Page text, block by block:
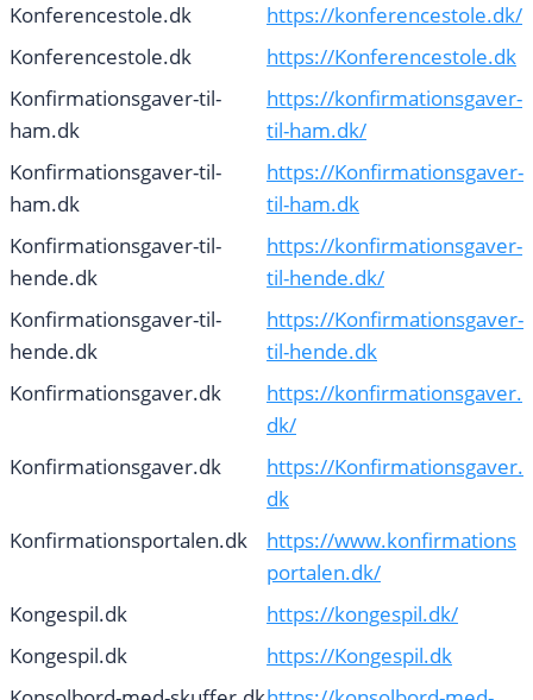
Konferencestole.dk
https://konferencestole.dk/
Konferencestole.dk
https://Konferencestole.dk
Konfirmationsgaver-til-
ham.dk
https://konfirmationsgaver-
til-ham.dk/
Konfirmationsgaver-til-
ham.dk
https://Konfirmationsgaver-
til-ham.dk
Konfirmationsgaver-til-
hende.dk
https://konfirmationsgaver-
til-hende.dk/
Konfirmationsgaver-til-
hende.dk
https://Konfirmationsgaver-
til-hende.dk
Konfirmationsgaver.dk
https://konfirmationsgaver.
dk/
Konfirmationsgaver.dk
https://Konfirmationsgaver.
dk
Konfirmationsportalen.dk
https://www.konfirmations
portalen.dk/
Kongespil.dk
https://kongespil.dk/
Kongespil.dk
https://Kongespil.dk